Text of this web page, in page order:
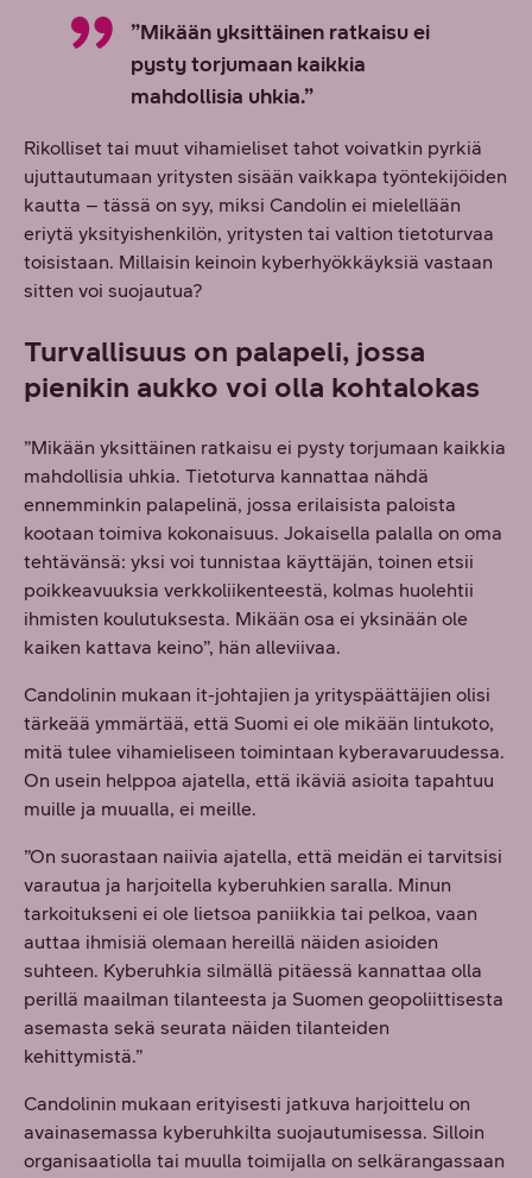
”Mikään yksittäinen ratkaisu ei
pysty torjumaan kaikkia
mahdollisia uhkia.”
Rikolliset tai muut vihamieliset tahot voivatkin pyrkiä
ujuttautumaan yritysten sisään vaikkapa työntekijöiden
kautta – tässä on syy, miksi Candolin ei mielellään
eriytä yksityishenkilön, yritysten tai valtion tietoturvaa
toisistaan. Millaisin keinoin kyberhyökkäyksiä vastaan
sitten voi suojautua?
Turvallisuus on palapeli, jossa
pienikin aukko voi olla kohtalokas
”Mikään yksittäinen ratkaisu ei pysty torjumaan kaikkia
mahdollisia uhkia. Tietoturva kannattaa nähdä
ennemminkin palapelinä, jossa erilaisista paloista
kootaan toimiva kokonaisuus. Jokaisella palalla on oma
tehtävänsä: yksi voi tunnistaa käyttäjän, toinen etsii
poikkeavuuksia verkkoliikenteestä, kolmas huolehtii
ihmisten koulutuksesta. Mikään osa ei yksinään ole
kaiken kattava keino”, hän alleviivaa.
Candolinin mukaan it-johtajien ja yrityspäättäjien olisi
tärkeää ymmärtää, että Suomi ei ole mikään lintukoto,
mitä tulee vihamieliseen toimintaan kyberavaruudessa.
On usein helppoa ajatella, että ikäviä asioita tapahtuu
muille ja muualla, ei meille.
”On suorastaan naiivia ajatella, että meidän ei tarvitsisi
varautua ja harjoitella kyberuhkien saralla. Minun
tarkoitukseni ei ole lietsoa paniikkia tai pelkoa, vaan
auttaa ihmisiä olemaan hereillä näiden asioiden
suhteen. Kyberuhkia silmällä pitäessä kannattaa olla
perillä maailman tilanteesta ja Suomen geopoliittisesta
asemasta sekä seurata näiden tilanteiden
kehittymistä.”
Candolinin mukaan erityisesti jatkuva harjoittelu on
avainasemassa kyberuhkilta suojautumisessa. Silloin
organisaatiolla tai muulla toimijalla on selkärangassaan